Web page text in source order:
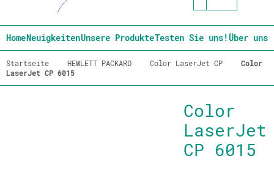
HomeNeuigkeitenUnsere ProdukteTesten Sie uns!Über uns
Startseite HEWLETT PACKARD Color LaserJet CP
Color
LaserJet CP 6015
Color
LaserJet
CP 6015